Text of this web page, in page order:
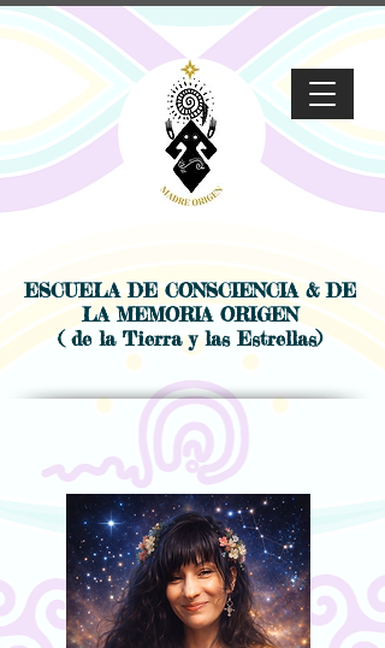
ESCUELA DE CONSCIENCIA & DE
LA MEMORIA ORIGEN
( de la Tierra y las Estrellas)